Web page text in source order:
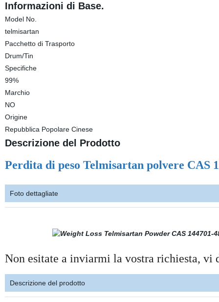
Informazioni di Base.
Model No.
telmisartan
Pacchetto di Trasporto
Drum/Tin
Specifiche
99%
Marchio
NO
Origine
Repubblica Popolare Cinese
Descrizione del Prodotto
Perdita di peso Telmisartan polvere CAS
Foto dettagliate
Non esitate a inviarmi la vostra richiesta, vi
Descrizione del prodotto